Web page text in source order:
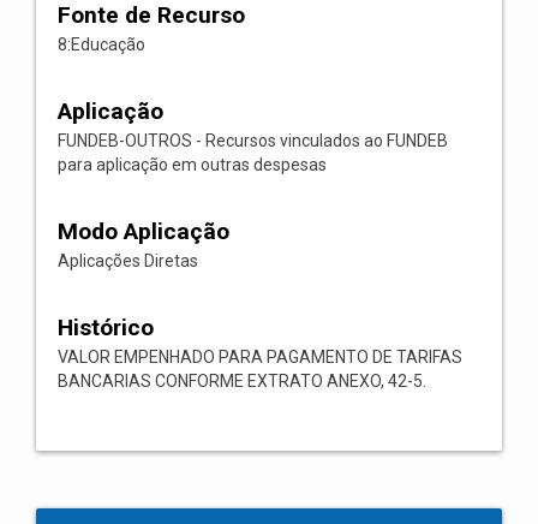
Fonte de Recurso
8:Educação
Aplicação
FUNDEB-OUTROS - Recursos vinculados ao FUNDEB
para aplicação em outras despesas
Modo Aplicação
Aplicações Diretas
Histórico
VALOR EMPENHADO PARA PAGAMENTO DE TARIFAS
BANCARIAS CONFORME EXTRATO ANEXO, 42-5.